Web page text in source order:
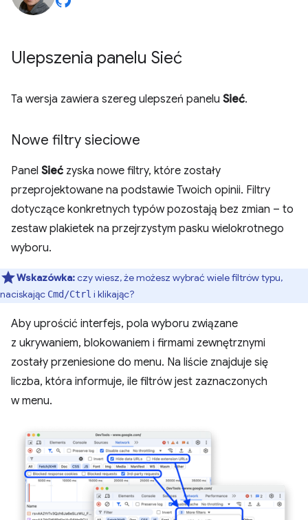
Ulepszenia panelu Sieć
Ta wersja zawiera szereg ulepszeń panelu Sieć.
Nowe filtry sieciowe
Panel Sieć zyska nowe filtry, które zostały
przeprojektowane na podstawie Twoich opinii. Filtry
dotyczące konkretnych typów pozostają bez zmian – to
zestaw plakietek na przejrzystym pasku wielokrotnego
wyboru.
Wskazówka:czy wiesz, że możesz wybrać wiele filtrów typu,
naciskając Cmd/Ctrl i klikając?
Aby uprościć interfejs, pola wyboru związane
z ukrywaniem, blokowaniem i firmami zewnętrznymi
zostały przeniesione do menu. Na liście znajduje się
liczba, która informuje, ile filtrów jest zaznaczonych
w menu.